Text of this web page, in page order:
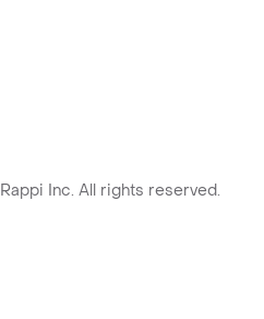
Rappi Inc. All rights reserved.